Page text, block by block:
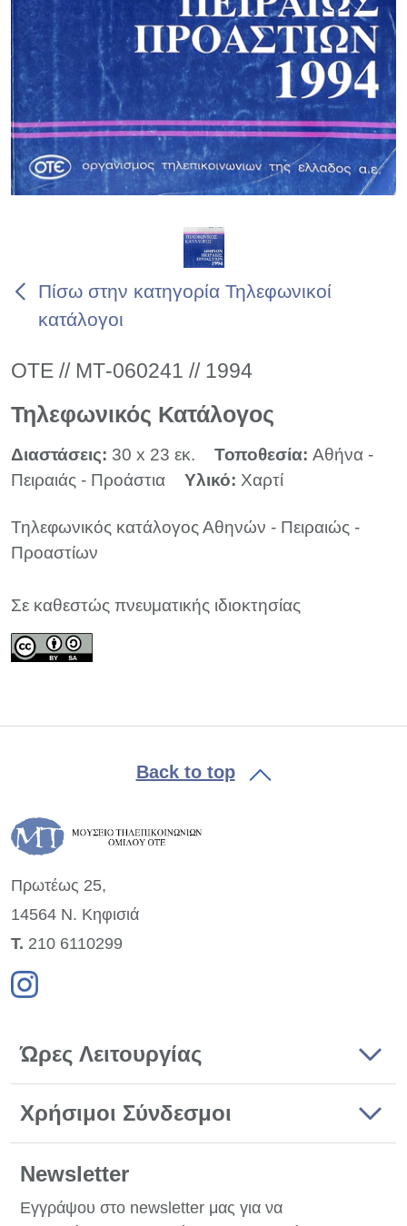
Πίσω στην κατηγορία Τηλεφωνικοί
κατάλογοι
ΟΤΕ // ΜΤ-060241 // 1994
Τηλεφωνικός Κατάλογος
Διαστάσεις: 30 x 23 εκ. Τοποθεσία: Αθήνα -
Πειραιάς - Προάστια
Υλικό: Χαρτί
Τηλεφωνικός κατάλογος Αθηνών - Πειραιώς -
Προαστίων
Σε καθεστώς πνευματικής ιδιοκτησίας
Back to top
Πρωτέως 25,
14564 Ν. Κηφισιά
Τ. 210 6110299
Ώρες Λειτουργίας
Χρήσιμοι Σύνδεσμοι
Newsletter
Εγγράψου στο newsletter μας για να